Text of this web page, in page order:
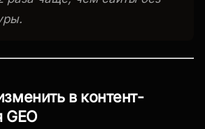
в контент-
GEO